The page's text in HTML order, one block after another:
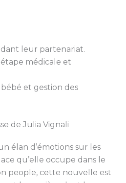
leur partenariat.
médicale et
et gestion des
de Julia Vignali
élan d’émotions sur les
qu’elle occupe dans le
people, cette nouvelle est